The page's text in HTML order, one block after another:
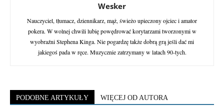
Wesker
Nauczyciel, tłumacz, dziennikarz, mąż, świeżo upieczony ojciec i amator
pokera. W wolnej chwili lubię powędrować korytarzami tworzonymi w
wyobraźni Stephena Kinga. Nie pogardzę także dobrą grą jeśli dać mi
jakiegoś pada w ręce. Muzycznie zatrzymany w latach 90-tych.
PODOBNE ARTYKUŁY WIĘCEJ OD AUTORA